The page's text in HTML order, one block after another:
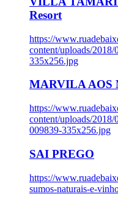
Resort
https://
content/uploads/
335x256.jpg
MARVILA AOS
https://
content/uploads/2018/
009839-335x256.jpg
SAI PREGO
https://
sumos-naturais-e-